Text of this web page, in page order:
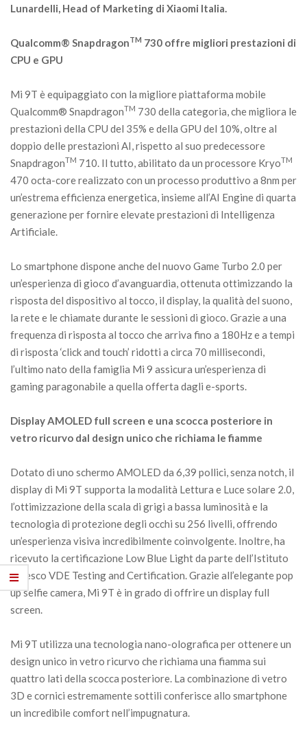
Lunardelli, Head of Marketing di Xiaomi Italia.
Qualcomm® SnapdragonTM 730 offre migliori prestazioni di
CPU e GPU
Mi 9T è equipaggiato con la migliore piattaforma mobile
Qualcomm® SnapdragonTM 730 della categoria, che migliora le
prestazioni della CPU del 35% e della GPU del 10%, oltre al
doppio delle prestazioni AI, rispetto al suo predecessore
SnapdragonTM 710. Il tutto, abilitato da un processore KryoTM
470 octa-core realizzato con un processo produttivo a 8nm per
un’estrema efficienza energetica, insieme all’AI Engine di quarta
generazione per fornire elevate prestazioni di Intelligenza
Artificiale.
Lo smartphone dispone anche del nuovo Game Turbo 2.0 per
un’esperienza di gioco d’avanguardia, ottenuta ottimizzando la
risposta del dispositivo al tocco, il display, la qualità del suono,
la rete e le chiamate durante le sessioni di gioco. Grazie a una
frequenza di risposta al tocco che arriva fino a 180Hz e a tempi
di risposta ‘click and touch’ ridotti a circa 70 millisecondi,
l’ultimo nato della famiglia Mi 9 assicura un’esperienza di
gaming paragonabile a quella offerta dagli e-sports.
Display AMOLED full screen e una scocca posteriore in
vetro ricurvo dal design unico che richiama le fiamme
Dotato di uno schermo AMOLED da 6,39 pollici, senza notch, il
display di Mi 9T supporta la modalità Lettura e Luce solare 2.0,
l’ottimizzazione della scala di grigi a bassa luminosità e la
tecnologia di protezione degli occhi su 256 livelli, offrendo
un’esperienza visiva incredibilmente coinvolgente. Inoltre, ha
ricevuto la certificazione Low Blue Light da parte dell’Istituto
tedesco VDE Testing and Certification. Grazie all’elegante pop
up selfie camera, Mi 9T è in grado di offrire un display full
screen.
Mi 9T utilizza una tecnologia nano-olografica per ottenere un
design unico in vetro ricurvo che richiama una fiamma sui
quattro lati della scocca posteriore. La combinazione di vetro
3D e cornici estremamente sottili conferisce allo smartphone
un incredibile comfort nell’impugnatura.